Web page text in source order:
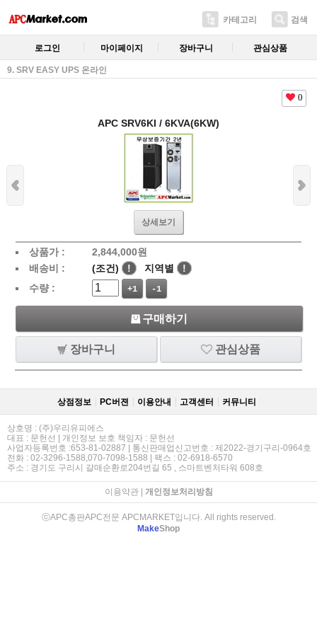
카테고리 검색
로그인 마이페이지 장바구니 관심상품
9. SRV EASY UPS 온라인
0
APC SRV6KI / 6KVA(6KW)
상세보기
상품가 : 2,844,000원
배송비 :
(조건) ! 지역별
!
수량 :
+1 -1
구매하기
장바구니 관심상품
상점정보 PC버젼 이용안내 고객센터 커뮤니티
상호명 : (주)우리유피에스
대표 : 문헌선 | 개인정보 보호 책임자 : 문헌선
사업자등록번호 :653-81-02887 | 통신판매업신고번호 : 제2022-경기구리-0964호
전화 : 02-3296-1588,070-7098-1588 | 팩스 : 02-6918-6570
주소 : 경기도 구리시 갈매순환로204번길 65 , 스마트벤처타워 608호
이용약관| 개인정보처리방침
ⓒAPC총판APC전문 APCMARKET입니다. All rights reserved.
MakeShop